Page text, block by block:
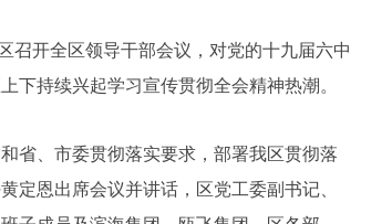
召开全区领导干部会议，对党的十九届六中
下持续兴起学习宣传贯彻全会精神热潮。
、市委贯彻落实要求，部署我区贯彻落
定恩出席会议并讲话，区党工委副书记、